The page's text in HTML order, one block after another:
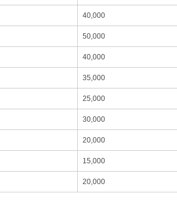
40,000
50,000
40,000
35,000
25,000
30,000
20,000
15,000
20,000